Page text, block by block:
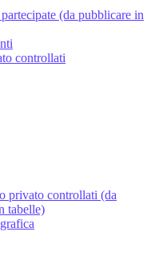
(da pubblicare in
controllati
privato controllati (da
tabelle)